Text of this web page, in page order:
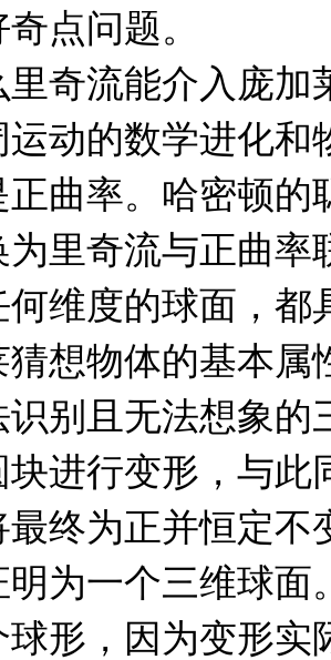
点问题。
里奇流能介入庞加
运动的数学进化和
正曲率。哈密顿
为里奇流与正曲率
何维度的球面，都
猜想物体的基本
识别且无法想象的
块进行变形，与此
最终为正并恒定不
明为一个三维球面
球形，因为变形实